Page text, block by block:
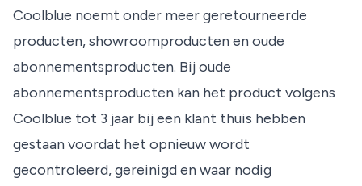
Coolblue noemt onder meer geretourneerde
producten, showroomproducten en oude
abonnementsproducten. Bij oude
abonnementsproducten kan het product volgens
Coolblue tot 3 jaar bij een klant thuis hebben
gestaan voordat het opnieuw wordt
gecontroleerd, gereinigd en waar nodig